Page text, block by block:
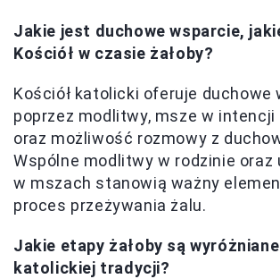
Jakie jest duchowe wsparcie,
Kościół w czasie żałoby?
Kościół katolicki oferuje duchowe
poprzez modlitwy, msze w intencji
oraz możliwość rozmowy z
Wspólne modlitwy w rodzinie
w mszach stanowią ważny
proces przeżywania żalu.
Jakie etapy żałoby są
katolickiej tradycji?